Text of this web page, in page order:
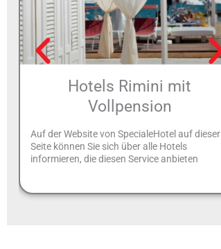
Hotels Rimini mit
Vollpension
Auf der Website von SpecialeHotel auf dieser
Seite können Sie sich über alle Hotels
informieren, die diesen Service anbieten